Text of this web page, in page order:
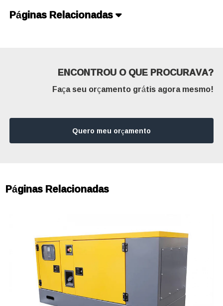
Páginas Relacionadas
ENCONTROU O QUE PROCURAVA?
Faça seu orçamento grátis agora mesmo!
Quero meu orçamento
Páginas Relacionadas